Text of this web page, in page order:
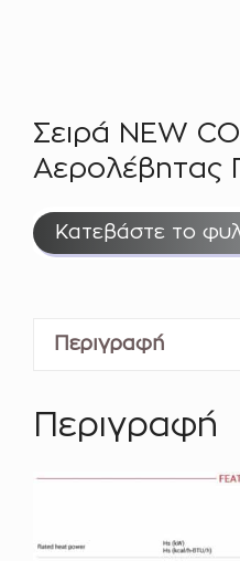
Σειρά NEW
Αερολέβητας
Κατεβάστε το
Περιγραφή
Περιγραφή